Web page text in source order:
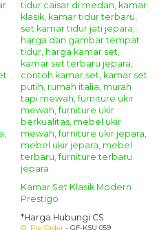
Kamar Set Klasik Modern
Prestigo
*Harga Hubungi CS
Pre Order - GF-KSU 059